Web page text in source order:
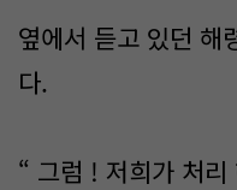
옆에서 듣고 있던 해
다.
“ 그럼 ! 저희가 처